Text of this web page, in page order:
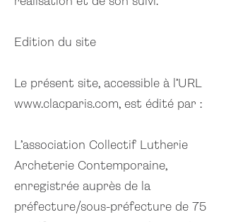
Edition du site
Le présent site, accessible à l’URL
www.clacparis.com, est édité par :
L’association Collectif Lutherie
Archeterie Contemporaine,
enregistrée auprès de la
préfecture/sous-préfecture de 75